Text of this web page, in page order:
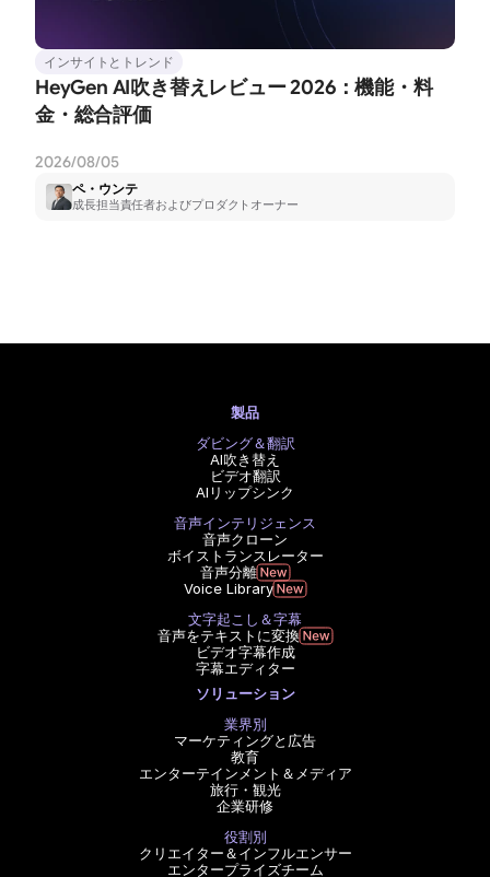
インサイトとトレンド
HeyGen AI吹き替えレビュー 2026：機能・料
金・総合評価
2026/08/05
ペ・ウンテ
成長担当責任者およびプロダクトオーナー
製品
ダビング＆翻訳
AI吹き替え
ビデオ翻訳
AIリップシンク
音声インテリジェンス
音声クローン
ボイストランスレーター
音声分離
Voice Library
文字起こし＆字幕
音声をテキストに変換
ビデオ字幕作成
字幕エディター
ソリューション
業界別
マーケティングと広告
教育
エンターテインメント＆メディア
旅行・観光
企業研修
役割別
クリエイター＆インフルエンサー
エンタープライズチーム